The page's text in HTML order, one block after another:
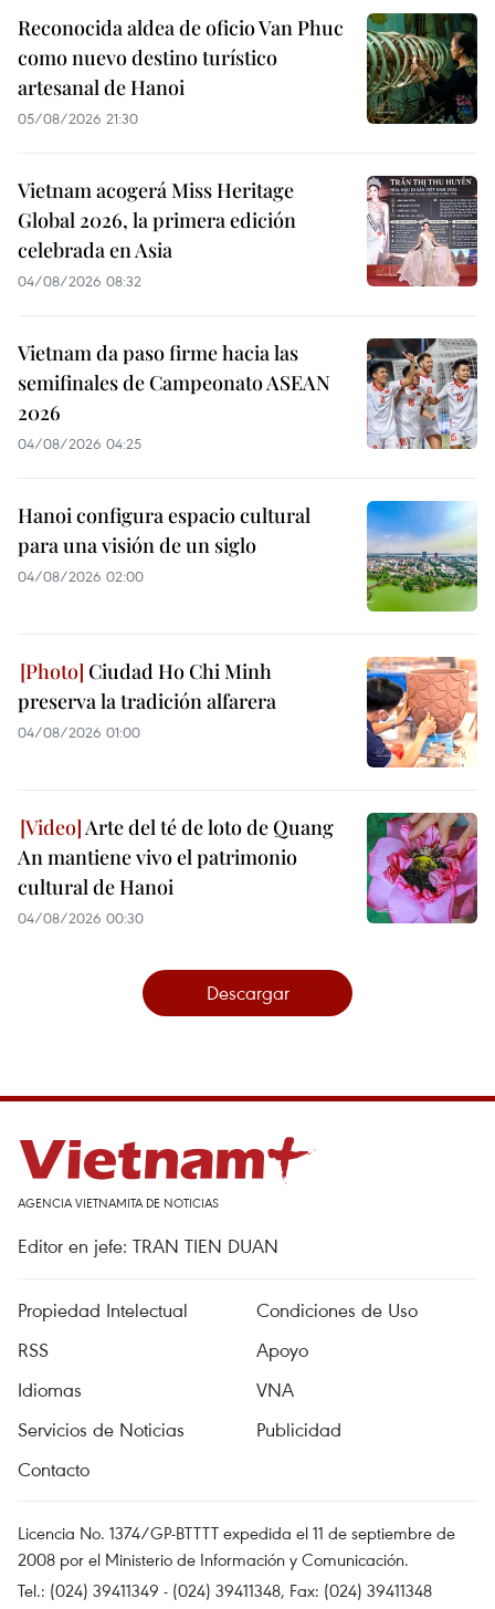
Reconocida aldea de oficio Van Phuc
como nuevo destino turístico
artesanal de Hanoi
05/08/2026 21:30
Vietnam acogerá Miss Heritage
Global 2026, la primera edición
celebrada en Asia
04/08/2026 08:32
Vietnam da paso firme hacia las
semifinales de Campeonato ASEAN
2026
04/08/2026 04:25
Hanoi configura espacio cultural
para una visión de un siglo
04/08/2026 02:00
Ciudad Ho Chi Minh
preserva la tradición alfarera
04/08/2026 01:00
Arte del té de loto de Quang
An mantiene vivo el patrimonio
cultural de Hanoi
04/08/2026 00:30
Descargar
AGENCIA VIETNAMITA DE NOTICIAS
Editor en jefe: TRAN TIEN DUAN
Propiedad Intelectual
Condiciones de Uso
RSS
Apoyo
Idiomas
VNA
Servicios de Noticias
Publicidad
Contacto
Licencia No. 1374/GP-BTTTT expedida el 11 de septiembre de
2008 por el Ministerio de Información y Comunicación.
Tel.: (024) 39411349 - (024) 39411348, Fax: (024) 39411348